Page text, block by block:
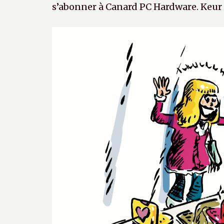
s’abonner à Canard PC Hardware.